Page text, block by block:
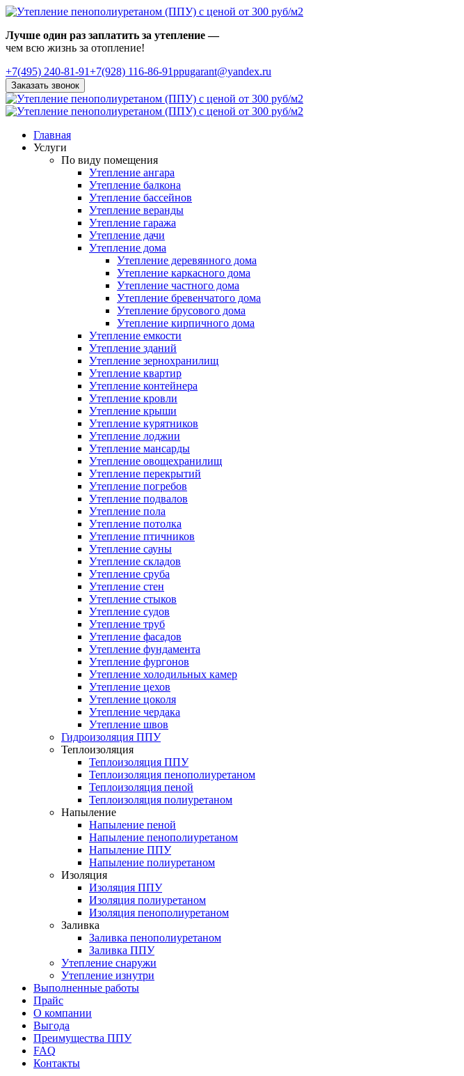
Лучше один раз заплатить за утепление —
чем всю жизнь за отопление!
+7(495) 240-81-91+7(928) 116-86-91ppugarant@yandex.ru
Заказать звонок
Главная
Услуги
По виду помещения
Утепление ангара
Утепление балкона
Утепление бассейнов
Утепление веранды
Утепление гаража
Утепление дачи
Утепление дома
Утепление деревянного дома
Утепление каркасного дома
Утепление частного дома
Утепление бревенчатого дома
Утепление брусового дома
Утепление кирпичного дома
Утепление емкости
Утепление зданий
Утепление зернохранилищ
Утепление квартир
Утепление контейнера
Утепление кровли
Утепление крыши
Утепление курятников
Утепление лоджии
Утепление мансарды
Утепление овощехранилищ
Утепление перекрытий
Утепление погребов
Утепление подвалов
Утепление пола
Утепление потолка
Утепление птичников
Утепление сауны
Утепление складов
Утепление сруба
Утепление стен
Утепление стыков
Утепление судов
Утепление труб
Утепление фасадов
Утепление фундамента
Утепление фургонов
Утепление холодильных камер
Утепление цехов
Утепление цоколя
Утепление чердака
Утепление швов
Гидроизоляция ППУ
Теплоизоляция
Теплоизоляция ППУ
Теплоизоляция пенополиуретаном
Теплоизоляция пеной
Теплоизоляция полиуретаном
Напыление
Напыление пеной
Напыление пенополиуретаном
Напыление ППУ
Напыление полиуретаном
Изоляция
Изоляция ППУ
Изоляция полиуретаном
Изоляция пенополиуретаном
Заливка
Заливка пенополиуретаном
Заливка ППУ
Утепление снаружи
Утепление изнутри
Выполненные работы
Прайс
О компании
Выгода
Преимущества ППУ
FAQ
Контакты